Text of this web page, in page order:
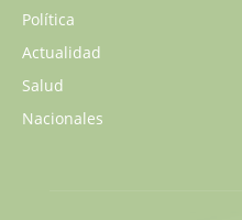
Política
Actualidad
Salud
Nacionales